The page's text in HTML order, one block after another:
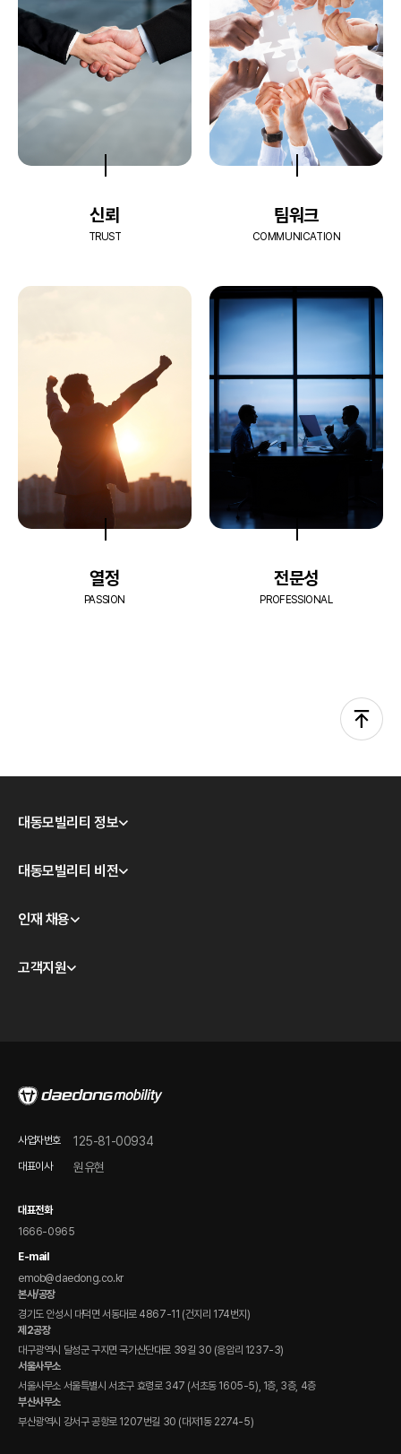
신뢰
TRUST
팀워크
COMMUNICATION
열정
PASSION
전문성
PROFESSIONAL
대동모빌리티 정보
회사소개
경영이념
대동모빌리티 비전
모빌리티 테크놀로지
인재 채용
채용 안내
고객지원
FAQ
제품 자료 다운로드
사업자번호 125-81-00934
대표이사 원유현
대표전화
1666-0965
E-mail
emob@daedong.co.kr
본사/공장
경기도 안성시 대덕면 서동대로 4867-11 (건지리 174번지)
제2공장
대구광역시 달성군 구지면 국가산단대로 39길 30 (응암리 1237-3)
서울사무소
서울사무소 서울특별시 서초구 효령로 347 (서초동 1605-5), 1층, 3층, 4층
부산사무소
부산광역시 강서구 공항로 1207번길 30 (대저1동 2274-5)